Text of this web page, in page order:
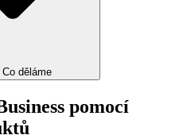
děláme
pomocí